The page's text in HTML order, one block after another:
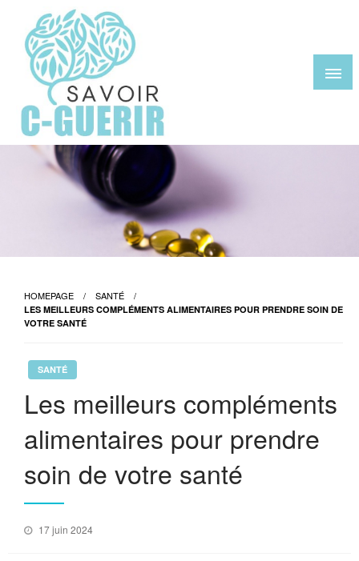
content
savoir-c-guerir.com
HOMEPAGE SANTÉ
LES MEILLEURS COMPLÉMENTS ALIMENTAIRES POUR PRENDRE SOIN DE
VOTRE SANTÉ
SANTÉ
Les meilleurs compléments
alimentaires pour prendre
soin de votre santé
Posted
17 juin 2024